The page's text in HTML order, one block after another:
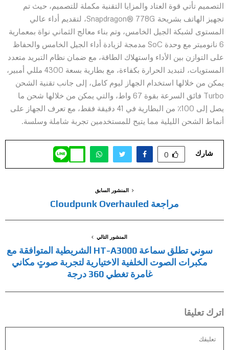
التصميم تأتي قوة العتاد والمزايا التقنية مكملة للتصميم، حيث تم
تجهيز الهاتف بشريحة Snapdragon® 778G، لتقديم أداء عالي
المستوى لشبكة الجيل الخامس، وتم بناء معالج الثماني نواة بمعمارية
6 نانوميتر مع وحدة SoC مدمجة لزيادة أداء الجيل الخامس والحفاظ
على التوازن بين الأداء واستهلاك الطاقة، مع ضمان نظام التبريد متعدد
المستويات، لتبديد الحرارة بكفاءة، مع بطارية بسعة 4300 مللي أمبير،
يمكن من خلالها استخدام الجهاز ليوم كامل، إلى جانب تقنية الشحن
Turbo فائق السرعة بقوة 67 واط، والتي يمكن من خلالها شحن ما
يصل إلى 100٪ من البطارية في 41 دقيقة فقط، مع تعرف الجهاز على
أنماط الشحن الليلية مما يتيح للمستخدمين تجربة شاملة وسلسة.
شارك 0
المنشور السابق
مراجعة Cloudpunk Overhauled
المنشور التالي
سوني تطلق سماعة HT-A3000 الشريطية المتوافقة مع
مكبرات الصوت الخلفية الاختيارية لتجربة صوتٍ مكاني
غامرة تغطي 360 درجة
اترك تعليقا